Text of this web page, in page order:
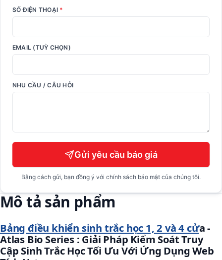
SỐ ĐIỆN THOẠI *
EMAIL (TUỲ CHỌN)
NHU CẦU / CÂU HỎI
Gửi yêu cầu báo giá
Bằng cách gửi, bạn đồng ý với chính sách bảo mật của chúng tôi.
Mô tả sản phẩm
Bảng điều khiển sinh trắc học 1, 2 và 4 cửa -
Atlas Bio Series : Giải Pháp Kiểm Soát Truy
Cập Sinh Trắc Học Tối Ưu Với Ứng Dụng Web